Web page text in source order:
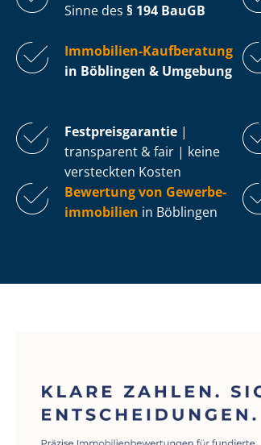
Sinne des § 194 BauGB
Immobilien-Kaufberatung
in Böblingen & Umgebung
Fest­preis­ga­ran­tie |
transparent & fair | keine
versteckten Kosten
Bewertung von Ge­wer­be­
im­mo­bi­li­en in Böblingen